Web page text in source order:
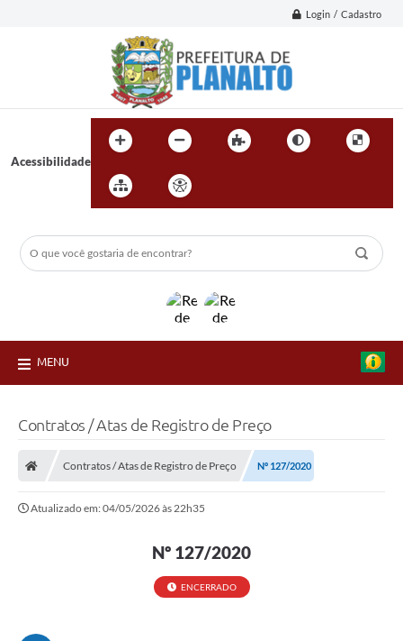
Login / Cadastro
Acessibilidade
MENU
Contratos / Atas de Registro de Preço
Contratos / Atas de Registro de Preço Nº 127/2020
Atualizado em: 04/05/2026 às 22h35
Nº 127/2020
ENCERRADO